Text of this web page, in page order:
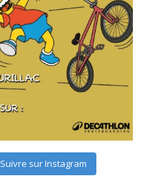
Suivre sur Instagram